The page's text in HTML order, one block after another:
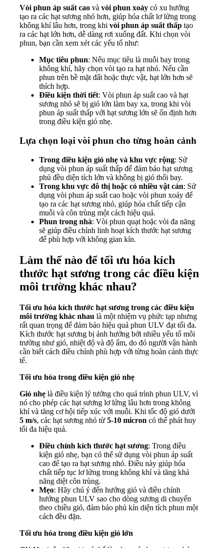
Vòi phun áp suất cao và vòi phun xoáy có xu hướng
tạo ra các hạt sương nhỏ hơn, giúp hóa chất lơ lửng trong
không khí lâu hơn, trong khi vòi phun áp suất thấp tạo
ra các hạt lớn hơn, dễ dàng rơi xuống đất. Khi chọn vòi
phun, bạn cần xem xét các yếu tố như:
Mục tiêu phun: Nếu mục tiêu là muỗi bay trong
không khí, hãy chọn vòi tạo ra hạt nhỏ. Nếu cần
phun trên bề mặt đất hoặc thực vật, hạt lớn hơn sẽ
thích hợp.
Điều kiện thời tiết: Vòi phun áp suất cao và hạt
sương nhỏ sẽ bị gió lớn làm bay xa, trong khi vòi
phun áp suất thấp với hạt sương lớn sẽ ổn định hơn
trong điều kiện gió nhẹ.
Lựa chọn loại vòi phun cho từng hoàn cảnh
Trong điều kiện gió nhẹ và khu vực rộng: Sử
dụng vòi phun áp suất thấp để đảm bảo hạt sương
phủ đều diện tích lớn và không bị gió thổi bay.
Trong khu vực đô thị hoặc có nhiều vật cản: Sử
dụng vòi phun áp suất cao hoặc vòi phun xoáy để
tạo ra các hạt sương nhỏ, giúp hóa chất tiếp cận
muỗi và côn trùng một cách hiệu quả.
Phun trong nhà: Vòi phun quạt hoặc vòi đa năng
sẽ giúp điều chỉnh linh hoạt kích thước hạt sương
để phù hợp với không gian kín.
Làm thế nào để tối ưu hóa kích
thước hạt sương trong các điều kiện
môi trường khác nhau?
Tối ưu hóa kích thước hạt sương trong các điều kiện
môi trường khác nhau là một nhiệm vụ phức tạp nhưng
rất quan trọng để đảm bảo hiệu quả phun ULV đạt tối đa.
Kích thước hạt sương bị ảnh hưởng bởi nhiều yếu tố môi
trường như gió, nhiệt độ và độ ẩm, do đó người vận hành
cần biết cách điều chỉnh phù hợp với từng hoàn cảnh thực
tế.
Tối ưu hóa trong điều kiện gió nhẹ
Gió nhẹ là điều kiện lý tưởng cho quá trình phun ULV, vì
nó cho phép các hạt sương lơ lửng lâu hơn trong không
khí và tăng cơ hội tiếp xúc với muỗi. Khi tốc độ gió dưới
5 m/s, các hạt sương nhỏ từ 5-10 micron có thể phát huy
tối đa hiệu quả.
Điều chỉnh kích thước hạt sương: Trong điều
kiện gió nhẹ, bạn có thể sử dụng vòi phun áp suất
cao để tạo ra hạt sương nhỏ. Điều này giúp hóa
chất tiếp tục lơ lửng trong không khí và tăng khả
năng diệt côn trùng.
Mẹo: Hãy chú ý đến hướng gió và điều chỉnh
hướng phun ULV sao cho dòng sương di chuyển
theo chiều gió, đảm bảo phủ kín diện tích phun một
cách đều đặn.
Tối ưu hóa trong điều kiện gió lớn